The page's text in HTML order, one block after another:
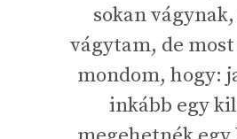
sokan
vágytam, de
mondom, hogy:
inkább egy